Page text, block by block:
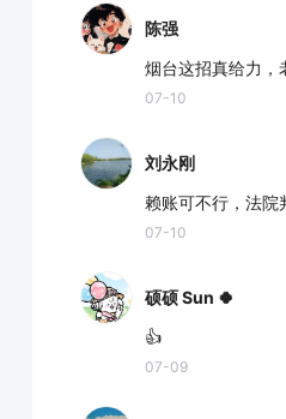
陈强
烟台这招真给力，
07-10
刘永刚
赖账可不行，法院
07-10
硕硕 Sun 🍀
👍
07-09